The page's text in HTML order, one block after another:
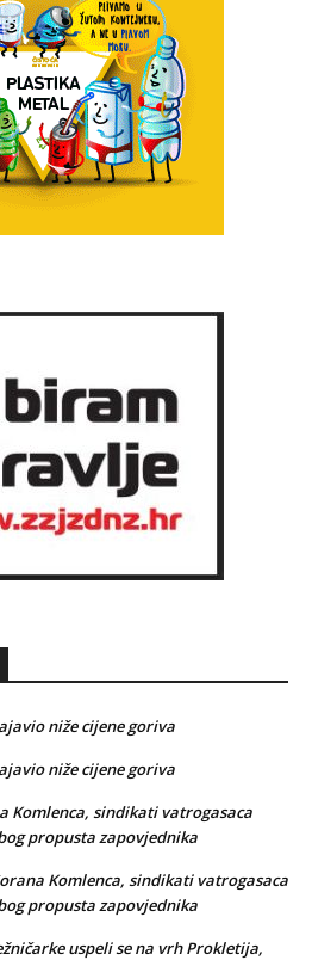
niže cijene goriva
niže cijene goriva
Komlenca, sindikati vatrogasaca
propusta zapovjednika
Komlenca, sindikati vatrogasaca
propusta zapovjednika
uspeli se na vrh Prokletija,